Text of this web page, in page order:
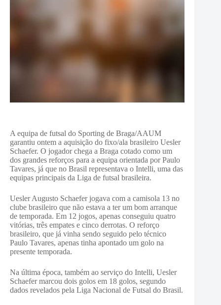
A equipa de futsal do Sporting de Braga/AAUM
garantiu ontem a aquisição do fixo/ala brasileiro Uesler
Schaefer. O jogador chega a Braga cotado como um
dos grandes reforços para a equipa orientada por Paulo
Tavares, já que no Brasil representava o Intelli, uma das
equipas principais da Liga de futsal brasileira.
Uesler Augusto Schaefer jogava com a camisola 13 no
clube brasileiro que não estava a ter um bom arranque
de temporada. Em 12 jogos, apenas conseguiu quatro
vitórias, três empates e cinco derrotas. O reforço
brasileiro, que já vinha sendo seguido pelo técnico
Paulo Tavares, apenas tinha apontado um golo na
presente temporada.
Na última época, também ao serviço do Intelli, Uesler
Schaefer marcou dois golos em 18 golos, segundo
dados revelados pela Liga Nacional de Futsal do Brasil.